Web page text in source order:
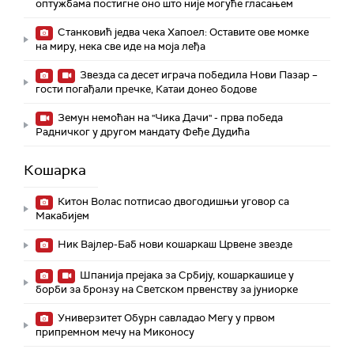
оптужбама постигне оно што није могуће гласањем
Станковић једва чека Хапоел: Оставите ове момке
на миру, нека све иде на моја леђа
Звезда са десет играча победила Нови Пазар –
гости погађали пречке, Катаи донео бодове
Земун немоћан на "Чика Дачи" - прва победа
Радничког у другом мандату Феђе Дудића
Кошарка
Китон Волас потписао двогодишњи уговор са
Макабијем
Ник Вајлер-Баб нови кошаркаш Црвене звезде
Шпанија прејакa за Србију, кошаркашице у
борби за бронзу на Светском првенству за јуниорке
Универзитет Обурн савладао Мегу у првом
припремном мечу на Миконосу